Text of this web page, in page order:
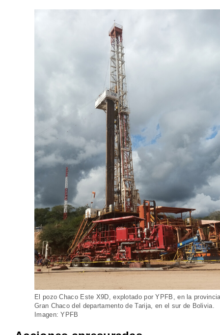
El pozo Chaco Este X9D, explotado por YPFB, en la
Gran Chaco del departamento de Tarija, en el sur de Bolivia.
Imagen: YPFB